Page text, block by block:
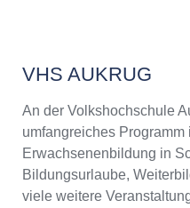
VHS AUKRUG
An der Volkshochschule
umfangreiches Programm
Erwachsenenbildung in
Bildungsurlaube,
viele weitere